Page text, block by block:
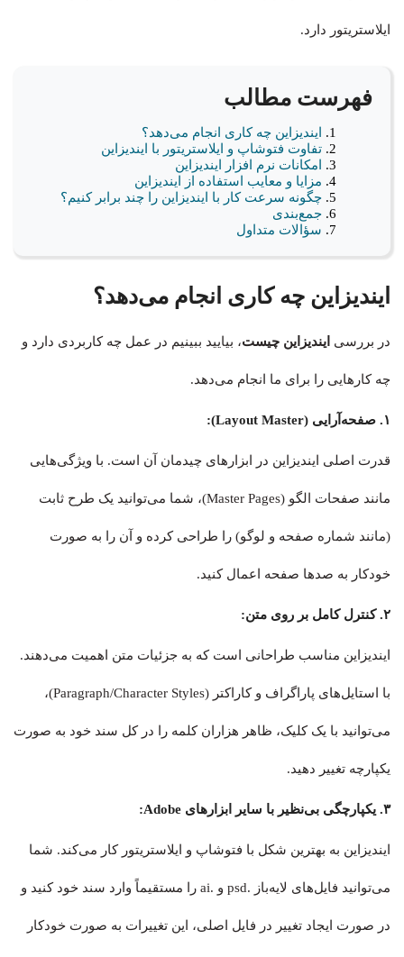
ایلاستریتور دارد.
فهرست مطالب
ایندیزاین چه کاری انجام می‌دهد؟
تفاوت فتوشاپ و ایلاستریتور با ایندیزاین
امکانات نرم افزار ایندیزاین
مزایا و معایب استفاده از ایندیزاین
چگونه سرعت کار با ایندیزاین را چند برابر کنیم؟
جمع‌بندی
سؤالات متداول
ایندیزاین چه کاری انجام می‌دهد؟
در بررسی ایندیزاین چیست، بیایید ببینیم در عمل چه کاربردی دارد و
چه کارهایی را برای ما انجام می‌دهد.
۱. صفحه‌آرایی (Layout Master):
قدرت اصلی ایندیزاین در ابزارهای چیدمان آن است. با ویژگی‌هایی
مانند صفحات الگو (Master Pages)، شما می‌توانید یک طرح ثابت
(مانند شماره صفحه و لوگو) را طراحی کرده و آن را به صورت
خودکار به صدها صفحه اعمال کنید.
۲. کنترل کامل بر روی متن:
ایندیزاین مناسب طراحانی است که به جزئیات متن اهمیت می‌دهند.
با استایل‌های پاراگراف و کاراکتر (Paragraph/Character Styles)،
می‌توانید با یک کلیک، ظاهر هزاران کلمه را در کل سند خود به صورت
یکپارچه تغییر دهید.
۳. یکپارچگی بی‌نظیر با سایر ابزارهای Adobe:
ایندیزاین به بهترین شکل با فتوشاپ و ایلاستریتور کار می‌کند. شما
می‌توانید فایل‌های لایه‌باز .psd و .ai را مستقیماً وارد سند خود کنید و
در صورت ایجاد تغییر در فایل اصلی، این تغییرات به صورت خودکار